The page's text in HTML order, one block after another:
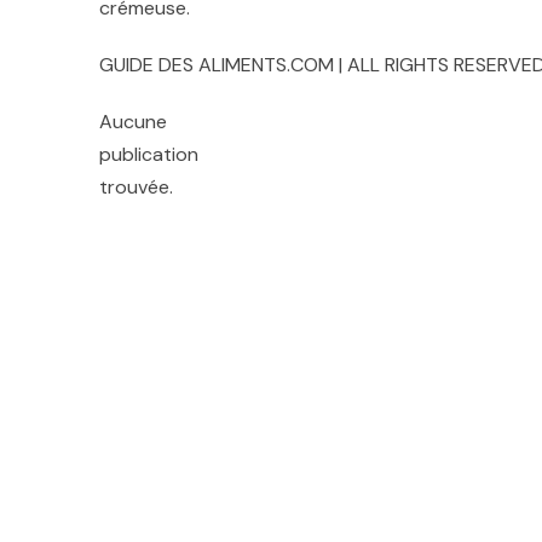
crémeuse.
GUIDE DES ALIMENTS.COM | ALL RIGHTS
Aucune
publication
trouvée.